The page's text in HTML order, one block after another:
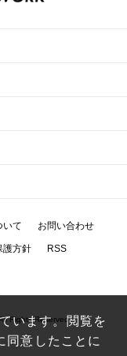
いて お問い合わせ
護方針 RSS
Rights Reserved.
います。閲覧を
同意したことに